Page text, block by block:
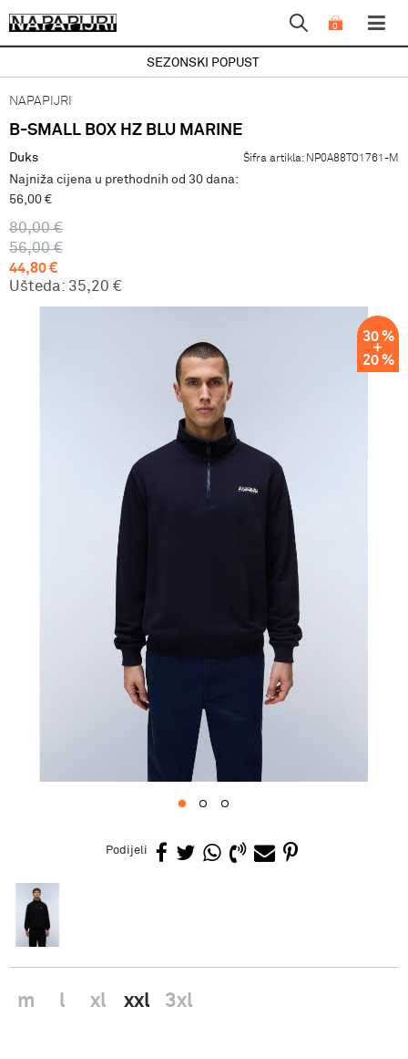
0
SEZONSKI POPUST
NAPAPIJRI
B-SMALL BOX HZ BLU MARINE
Duks Šifra artikla: NP0A88TO1761-M
Najniža cijena u prethodnih od 30 dana:
56,00 €
80,00 €
56,00 €
44,80€
Ušteda: 35,20 €
30 %
20 %
Podijeli
m l xl xxl 3xl